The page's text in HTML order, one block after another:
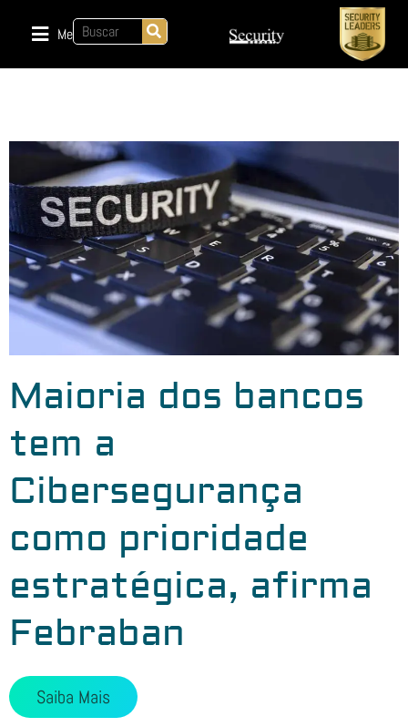
Menu
Maioria dos bancos
tem a
Cibersegurança
como prioridade
estratégica, afirma
Febraban
Saiba Mais